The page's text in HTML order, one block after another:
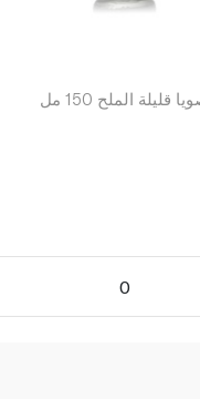
الملح 150 مل
0